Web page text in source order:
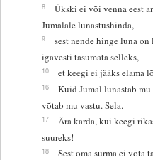
8
Ükski ei või venna eest
Jumalale lunastushinda,
9
sest nende hinge luna
igavesti tasumata selleks,
10 et keegi ei jääks elama
16
Kuid Jumal lunastab mu
võtab mu vastu. Sela.
17
Ära karda, kui keegi
suureks!
18
Sest oma surma ei võta